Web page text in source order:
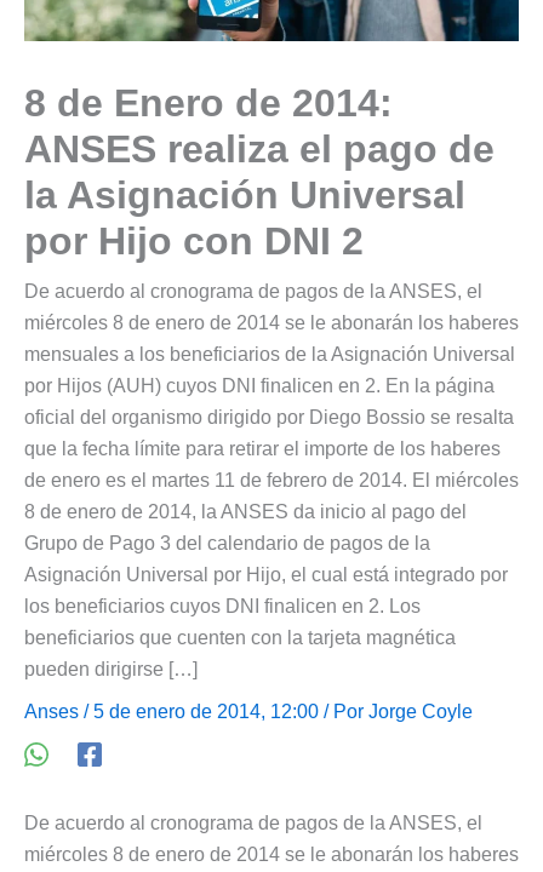
8 de Enero de 2014:
ANSES realiza el pago de
la Asignación Universal
por Hijo con DNI 2
De acuerdo al cronograma de pagos de la ANSES, el
miércoles 8 de enero de 2014 se le abonarán los haberes
mensuales a los beneficiarios de la Asignación Universal
por Hijos (AUH) cuyos DNI finalicen en 2. En la página
oficial del organismo dirigido por Diego Bossio se resalta
que la fecha límite para retirar el importe de los haberes
de enero es el martes 11 de febrero de 2014. El miércoles
8 de enero de 2014, la ANSES da inicio al pago del
Grupo de Pago 3 del calendario de pagos de la
Asignación Universal por Hijo, el cual está integrado por
los beneficiarios cuyos DNI finalicen en 2. Los
beneficiarios que cuenten con la tarjeta magnética
pueden dirigirse […]
Anses / 5 de enero de 2014, 12:00 / Por Jorge Coyle
De acuerdo al cronograma de pagos de la ANSES, el
miércoles 8 de enero de 2014 se le abonarán los haberes